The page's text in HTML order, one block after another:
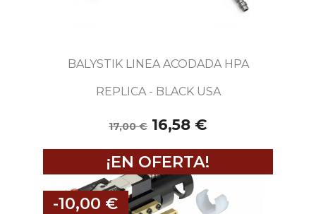
BALYSTIK LINEA ACODADA HPA
REPLICA - BLACK USA
17,00 € 16,58 €
¡EN OFERTA!
-10,00 €